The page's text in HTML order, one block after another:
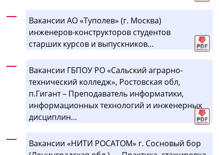
Вакансии АО «Туполев» (г. Москва)
инженеров-конструкторов студентов
старших курсов и выпускников…
Вакансии ГБПОУ РО «Сальский аграрно-
технический колледж», Ростовская обл,
п.Гигант – Преподаватель информатики,
информационных технологий и инженерных
дисциплин…
Вакансии «НИТИ РОСАТОМ» г. Сосновый бор